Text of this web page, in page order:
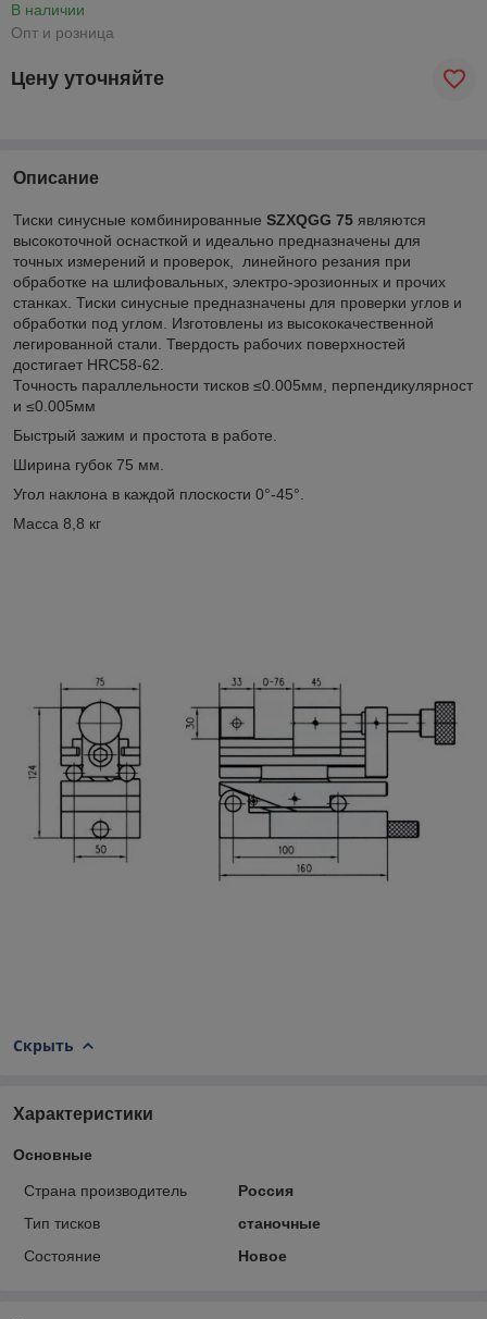
В наличии
Опт и розница
Цену уточняйте
Описание
Тиски синусные комбинированные SZXQGG 75 являются
высокоточной оснасткой и идеально предназначены для
точных измерений и проверок, линейного резания при
обработке на шлифовальных, электро-эрозионных и прочих
станках. Тиски синусные предназначены для проверки углов и
обработки под углом. Изготовлены из высококачественной
легированной стали. Твердость рабочих поверхностей
достигает HRC58-62.
Точность параллельности тисков ≤0.005мм, перпендикулярност
и ≤0.005мм
Быстрый зажим и простота в работе.
Ширина губок 75 мм.
Угол наклона в каждой плоскости 0°-45°.
Масса 8,8 кг
Скрыть
Характеристики
Основные
Страна производитель
Россия
Тип тисков
станочные
Состояние
Новое